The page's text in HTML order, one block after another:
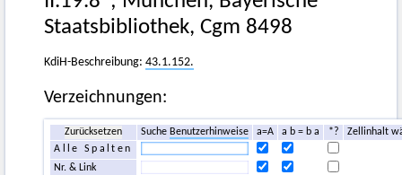
Staatsbibliothek, Cgm 8498
KdiH-Beschreibung:43.1.152.
Verzeichnungen:
Zurücksetzen Suche Benutzerhinweise a=A a b = b a *?
Zellinhalt
Alle Spalten
Nr. & Link